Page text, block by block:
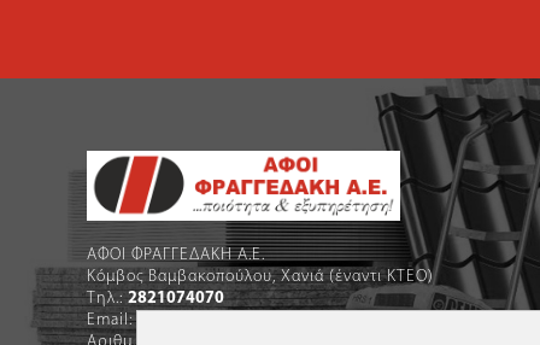
ΑΦΟΙ ΦΡΑΓΓΕΔΑΚΗ Α.Ε.
Κόμβος Βαμβακοπούλου, Χανιά (έναντι ΚΤΕΟ)
Τηλ.:2821074070
Email: